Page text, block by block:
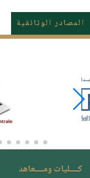
المصادر الوثائقية
كــــليات ومــــعاهد